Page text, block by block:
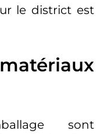
le district est
sont